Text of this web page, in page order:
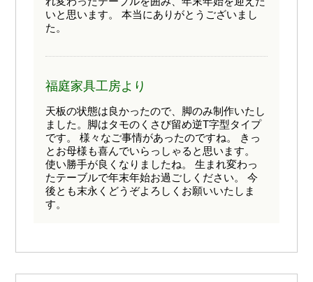
いと思います。 本当にありがとうございまし
た。
福庭家具工房より
天板の状態は良かったので、脚のみ制作いたし
ました。脚はタモのくさび留め逆T字型タイプ
です。 様々なご事情があったのですね。 きっ
とお母様も喜んでいらっしゃると思います。
使い勝手が良くなりましたね。 生まれ変わっ
たテーブルで年末年始お過ごしください。 今
後とも末永くどうぞよろしくお願いいたしま
す。